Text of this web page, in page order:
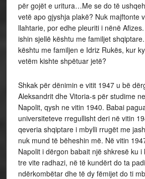
për gojët e uritura…Me se do të
vetë apo gjyshja plakë? Nuk majftonte
llahtarie, por edhe pleuriti i nënë
ishin sjellë kështu me familjet
kështu me familjen e Idriz Rukës, kur
vetëm kishte shpëtuar jetë?
Shkak për dënimin e vitit 1947 u bë
Aleksandrit dhe Vitoria-s për studime
Napolit, qysh ne vitin 1940. Babai
universiteteve rregullisht deri në vitin
qeveria shqiptare i mbylli rrugët me
nuk mund të bëheshin më. Në vitin
Napolit i dërgon babait një shkresë ku
tre vite radhazi, në të kundërt do ta
ndërkombëtar dhe të dy fëmijet do ti